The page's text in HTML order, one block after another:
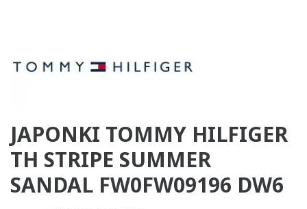
JAPONKI TOMMY HILFIGER
TH STRIPE SUMMER
SANDAL FW0FW09196 DW6